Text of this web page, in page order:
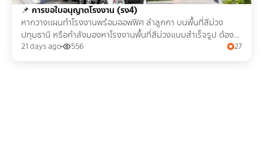
📌 การขอใบอนุญาตโรงงาน (รง4)
หากวางแผนทำโรงงานพร้อมออฟฟิศ ลำลูกกา บนพื้นที่สีม่วง
ปทุมธานี หรือกำลังมองหาโรงงานพื้นที่สีม่วงแบบสำเร็จรูป ต้องรู้
ขั้นตอน เอกสารในการขอใบอนุญาต รง.4
21 days ago 556 27